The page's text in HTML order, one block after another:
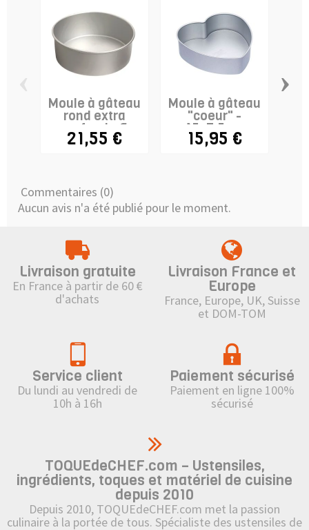
Moule à gâteau
rond extra
profond - Ø
22,5...
21,55 €
Moule à gâteau
"coeur" -
15x7,5cm
15,95 €
›
Commentaires (0)
Aucun avis n'a été publié pour le moment.
Livraison gratuite
En France à partir de 60 €
d'achats
Livraison France et
Europe
France, Europe, UK, Suisse
et DOM-TOM
Service client
Du lundi au vendredi de
10h à 16h
Paiement sécurisé
Paiement en ligne 100%
sécurisé
TOQUEdeCHEF.com – Ustensiles,
ingrédients, toques et matériel de cuisine
depuis 2010
Depuis 2010, TOQUEdeCHEF.com met la passion
culinaire à la portée de tous. Spécialiste des ustensiles de